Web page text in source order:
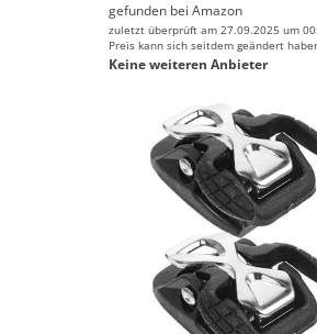
gefunden bei Amazon
zuletzt überprüft am 27.09.2025 um
Preis kann sich seitdem geändert
Keine weiteren Anbieter